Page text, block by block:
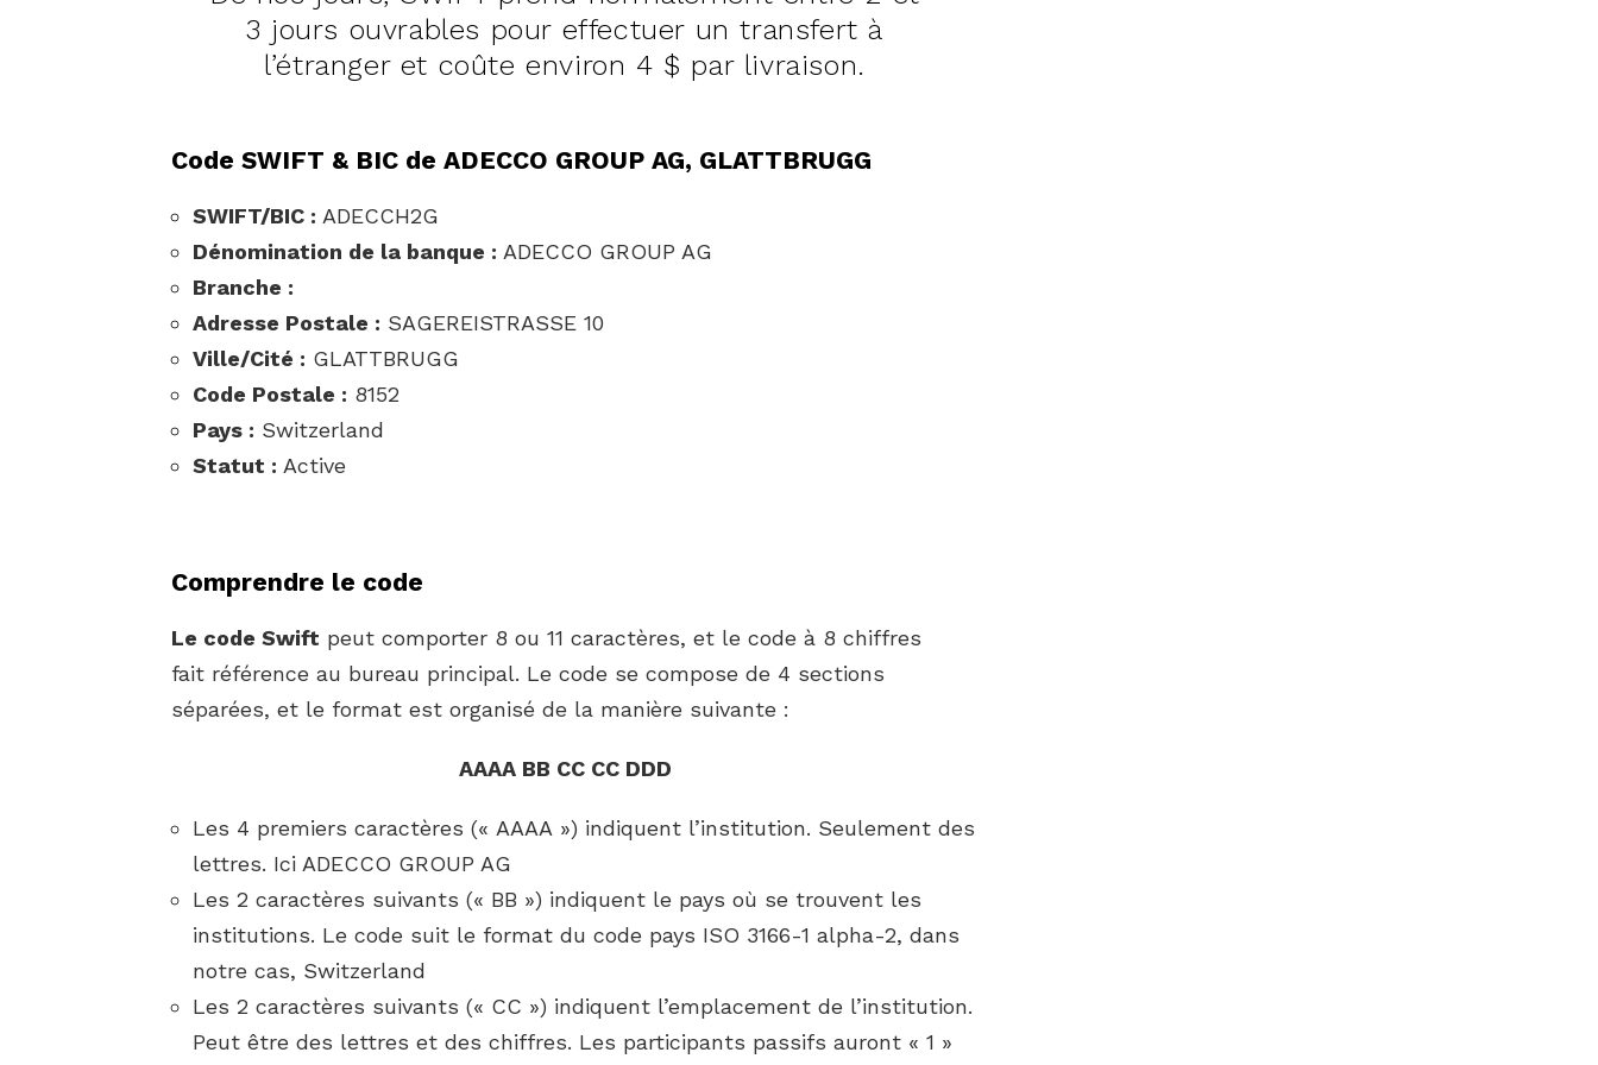
3 jours ouvrables pour effectuer un transfert à
l’étranger et coûte environ 4 $ par livraison.
Code SWIFT & BIC de ADECCO GROUP AG, GLATTBRUGG
SWIFT/BIC : ADECCH2G
Dénomination de la banque : ADECCO GROUP AG
Branche :
Adresse Postale : SAGEREISTRASSE 10
Ville/Cité : GLATTBRUGG
Code Postale : 8152
Pays : Switzerland
Statut : Active
Comprendre le code
Le code Swift peut comporter 8 ou 11 caractères, et le code à 8 chiffres
fait référence au bureau principal. Le code se compose de 4 sections
séparées, et le format est organisé de la manière suivante :
AAAA BB CC CC DDD
Les 4 premiers caractères (« AAAA ») indiquent l’institution. Seulement des
lettres. Ici ADECCO GROUP AG
Les 2 caractères suivants (« BB ») indiquent le pays où se trouvent les
institutions. Le code suit le format du code pays ISO 3166-1 alpha-2, dans
notre cas, Switzerland
Les 2 caractères suivants (« CC ») indiquent l’emplacement de l’institution.
Peut être des lettres et des chiffres. Les participants passifs auront « 1 »